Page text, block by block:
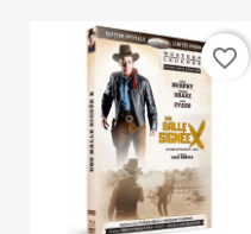
favorite_border